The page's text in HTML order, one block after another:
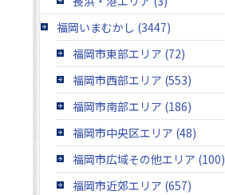
福岡いまむかし (3447)
福岡市東部エリア (72)
福岡市西部エリア (553)
福岡市南部エリア (186)
福岡市中央区エリア (48)
福岡市広域その他エリア (100)
福岡市近郊エリア (657)